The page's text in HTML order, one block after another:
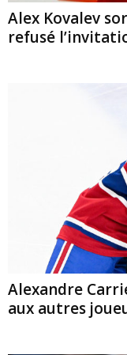
Alex Kovalev
refusé
Alexandre
aux autres